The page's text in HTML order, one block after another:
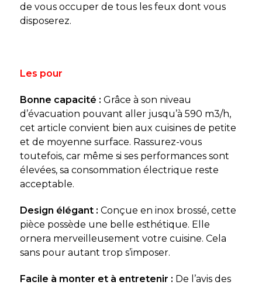
de vous occuper de tous les feux dont vous
disposerez.
Les pour
Bonne capacité : Grâce à son niveau
d’évacuation pouvant aller jusqu’à 590 m3/h,
cet article convient bien aux cuisines de petite
et de moyenne surface. Rassurez-vous
toutefois, car même si ses performances sont
élevées, sa consommation électrique reste
acceptable.
Design élégant : Conçue en inox brossé, cette
pièce possède une belle esthétique. Elle
ornera merveilleusement votre cuisine. Cela
sans pour autant trop s’imposer.
Facile à monter et à entretenir : De l’avis des